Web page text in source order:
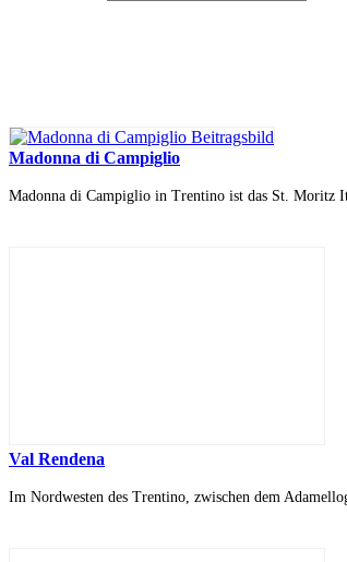
Madonna di Campiglio
Madonna di Campiglio in Trentino ist das St. Moritz
Val Rendena
Im Nordwesten des Trentino, zwischen dem